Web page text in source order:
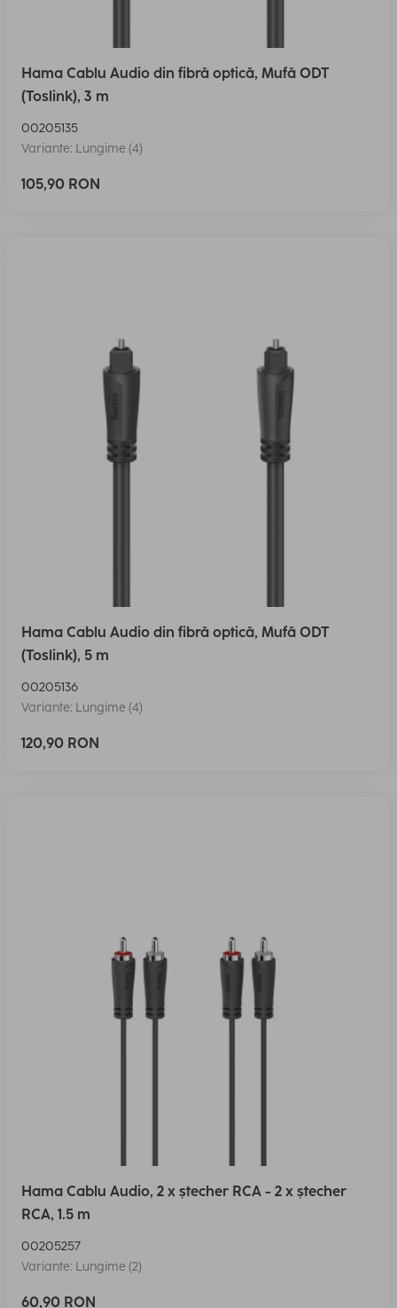
Hama Cablu Audio din fibră optică, Mufă ODT
(Toslink), 3 m
00205135
Variante: Lungime (4)
105,90 RON
Hama Cablu Audio din fibră optică, Mufă ODT
(Toslink), 5 m
00205136
Variante: Lungime (4)
120,90 RON
Hama Cablu Audio, 2 x ștecher RCA - 2 x ștecher
RCA, 1.5 m
00205257
Variante: Lungime (2)
60,90 RON